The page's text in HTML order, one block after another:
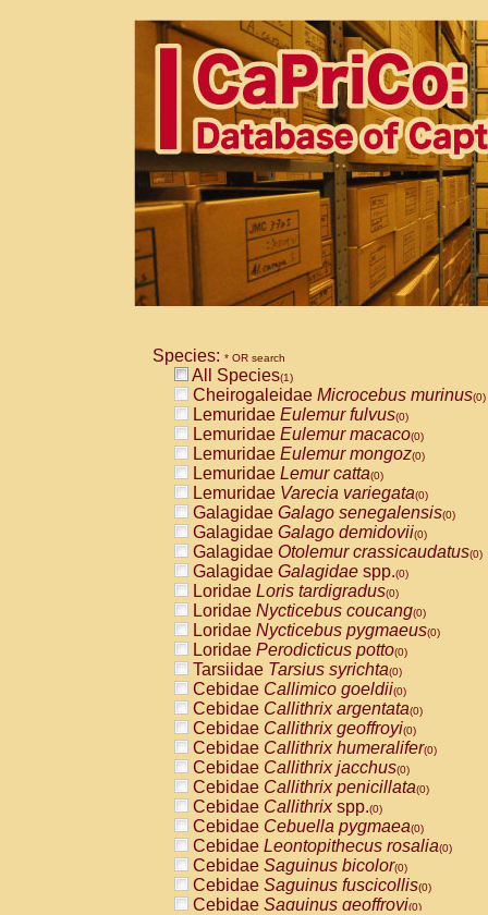
Species: * OR search
All Species(1)
Cheirogaleidae Microcebus murinus(0)
Lemuridae Eulemur fulvus(0)
Lemuridae Eulemur macaco(0)
Lemuridae Eulemur mongoz(0)
Lemuridae Lemur catta(0)
Lemuridae Varecia variegata(0)
Galagidae Galago senegalensis(0)
Galagidae Galago demidovii(0)
Galagidae Otolemur crassicaudatus(0)
Galagidae Galagidae spp.(0)
Loridae Loris tardigradus(0)
Loridae Nycticebus coucang(0)
Loridae Nycticebus pygmaeus(0)
Loridae Perodicticus potto(0)
Tarsiidae Tarsius syrichta(0)
Cebidae Callimico goeldii(0)
Cebidae Callithrix argentata(0)
Cebidae Callithrix geoffroyi(0)
Cebidae Callithrix humeralifer(0)
Cebidae Callithrix jacchus(0)
Cebidae Callithrix penicillata(0)
Cebidae Callithrixspp.(0)
Cebidae Cebuella pygmaea(0)
Cebidae Leontopithecus rosalia(0)
Cebidae Saguinus bicolor(0)
Cebidae Saguinus fuscicollis(0)
Cebidae Saguinus geoffroyi(0)